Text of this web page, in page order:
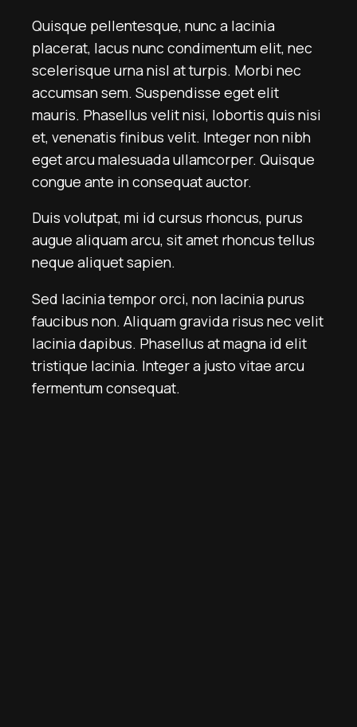
Quisque pellentesque, nunc a lacinia
placerat, lacus nunc condimentum elit, nec
scelerisque urna nisl at turpis. Morbi nec
accumsan sem. Suspendisse eget elit
mauris. Phasellus velit nisi, lobortis quis nisi
et, venenatis finibus velit. Integer non nibh
eget arcu malesuada ullamcorper. Quisque
congue ante in consequat auctor.
Duis volutpat, mi id cursus rhoncus, purus
augue aliquam arcu, sit amet rhoncus tellus
neque aliquet sapien.
Sed lacinia tempor orci, non lacinia purus
faucibus non. Aliquam gravida risus nec velit
lacinia dapibus. Phasellus at magna id elit
tristique lacinia. Integer a justo vitae arcu
fermentum consequat.